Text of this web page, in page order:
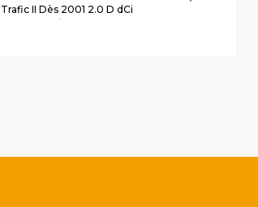
Trafic II Dès 2001 2.0 D dCi